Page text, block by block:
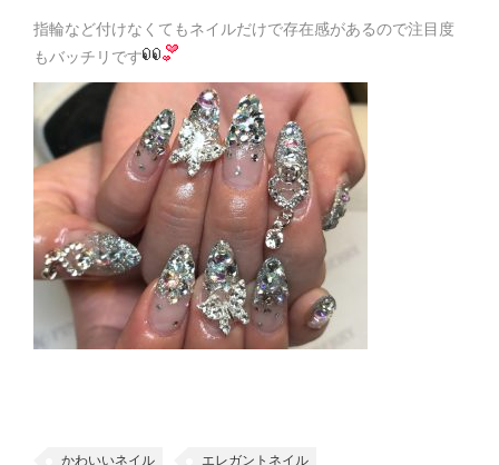
指輪など付けなくてもネイルだけで存在感があるので注目度
もバッチリです
かわいいネイル エレガントネイル